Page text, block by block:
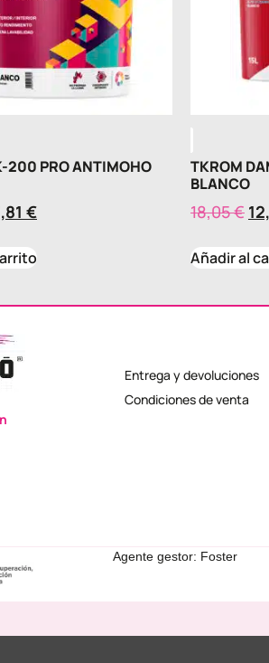
200 PRO ANTIMOHO
€
TKROM
BLANCO
18,05€
Añadir al
Entrega y devoluciones
Condiciones de venta
Agente gestor: Foster